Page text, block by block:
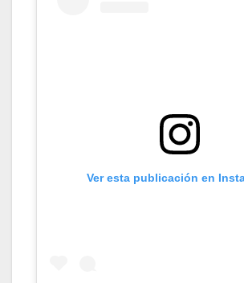
Ver esta publicación en